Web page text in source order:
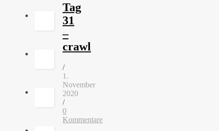
Tag
31
–
crawl
/
1.
November
2020
/
0
Kommentare